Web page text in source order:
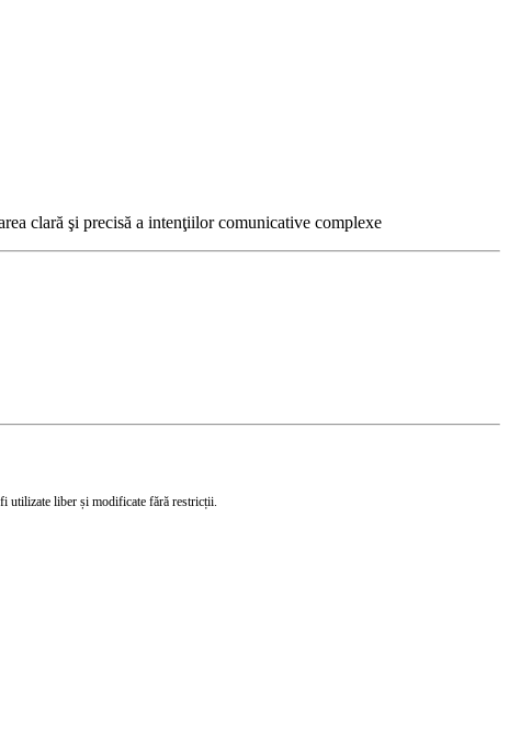
clară şi precisă a intenţiilor comunicative complexe
utilizate liber și modificate fără restricții.